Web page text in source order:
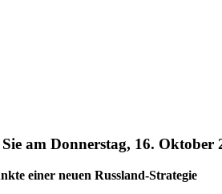
am Donnerstag, 16.
einer neuen Russland-Strategie